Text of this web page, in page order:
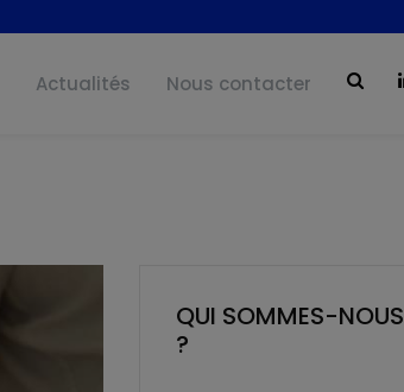
Actualités Nous contacter
QUI SOMMES-NOUS
?